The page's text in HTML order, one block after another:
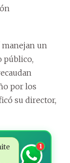
manejan un
público,
por los
su director,
1